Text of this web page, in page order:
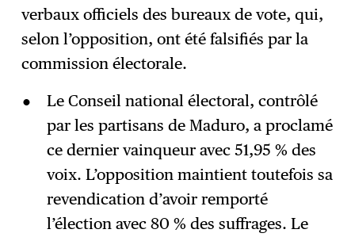
verbaux officiels des bureaux de vote, qui,
selon l’opposition, ont été falsifiés par la
commission électorale.
Le Conseil national électoral, contrôlé
par les partisans de Maduro, a proclamé
ce dernier vainqueur avec 51,95 % des
voix. L’opposition maintient toutefois sa
revendication d’avoir remporté
l’élection avec 80 % des suffrages. Le